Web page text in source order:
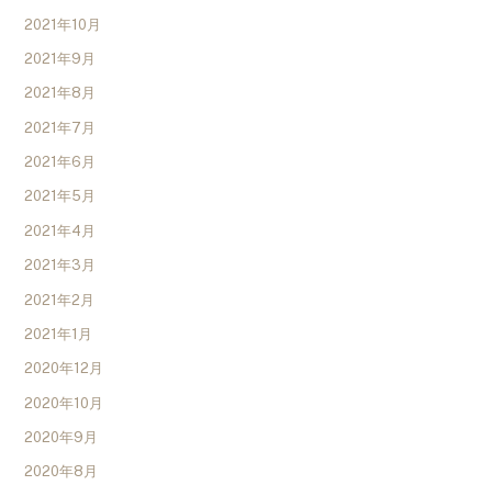
2021年10月
2021年9月
2021年8月
2021年7月
2021年6月
2021年5月
2021年4月
2021年3月
2021年2月
2021年1月
2020年12月
2020年10月
2020年9月
2020年8月